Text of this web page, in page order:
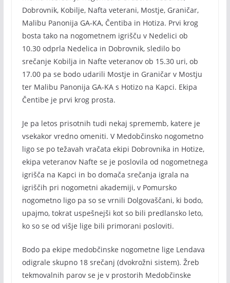
Dobrovnik, Kobilje, Nafta veterani, Mostje, Graničar,
Malibu Panonija GA-KA, Čentiba in Hotiza. Prvi krog
bosta tako na nogometnem igrišču v Nedelici ob
10.30 odprla Nedelica in Dobrovnik, sledilo bo
srečanje Kobilja in Nafte veteranov ob 15.30 uri, ob
17.00 pa se bodo udarili Mostje in Graničar v Mostju
ter Malibu Panonija GA-KA s Hotizo na Kapci. Ekipa
Čentibe je prvi krog prosta.
Je pa letos prisotnih tudi nekaj sprememb, katere je
vsekakor vredno omeniti. V Medobčinsko nogometno
ligo se po težavah vračata ekipi Dobrovnika in Hotize,
ekipa veteranov Nafte se je poslovila od nogometnega
igrišča na Kapci in bo domača srečanja igrala na
igriščih pri nogometni akademiji, v Pomursko
nogometno ligo pa so se vrnili Dolgovaščani, ki bodo,
upajmo, tokrat uspešnejši kot so bili predlansko leto,
ko so se od višje lige bili primorani posloviti.
Bodo pa ekipe medobčinske nogometne lige Lendava
odigrale skupno 18 srečanj (dvokrožni sistem). Žreb
tekmovalnih parov se je v prostorih Medobčinske